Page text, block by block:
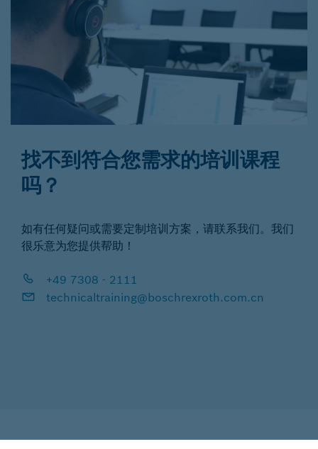
找不到符合您需求的培训课程
吗？
如有任何疑问或需要定制培训方案，请联系我们。我们
很乐意为您提供帮助！
+49 7308 - 2111
technicaltraining@boschrexroth.com.cn